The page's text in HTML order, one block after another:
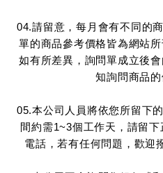
04.請留意，每月會有不同的
單的商品參考價格皆為網站
如有所差異，詢問單成立後
知詢問商品的
05.本公司人員將依您所留下
間約需1~3個工作天，請留
電話，若有任何問題，歡迎